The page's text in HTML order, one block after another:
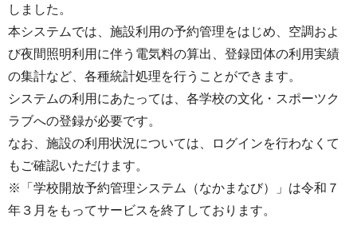
しました。
本システムでは、施設利用の予約管理をはじめ、空調およ
び夜間照明利用に伴う電気料の算出、登録団体の利用実績
の集計など、各種統計処理を行うことができます。
システムの利用にあたっては、各学校の文化・スポーツク
ラブへの登録が必要です。
なお、施設の利用状況については、ログインを行わなくて
もご確認いただけます。
※「学校開放予約管理システム（なかまなび）」は令和７
年３月をもってサービスを終了しております。